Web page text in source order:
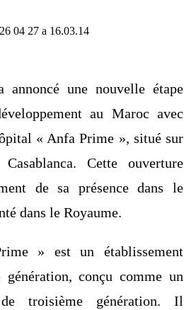
annoncé une nouvelle étape
au Maroc avec
« Anfa Prime », situé sur
Cette ouverture
de sa présence dans le
dans le Royaume.
» est un établissement
conçu comme un
troisième génération. Il